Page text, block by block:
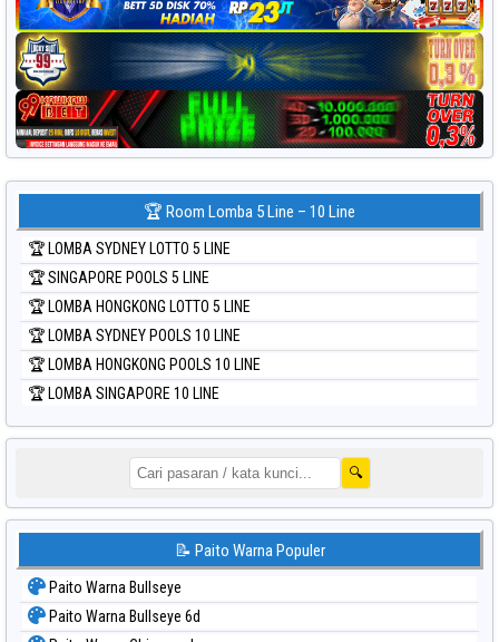
🏆 Room Lomba 5 Line – 10 Line
🏆 LOMBA SYDNEY LOTTO 5 LINE
🏆 SINGAPORE POOLS 5 LINE
🏆 LOMBA HONGKONG LOTTO 5 LINE
🏆 LOMBA SYDNEY POOLS 10 LINE
🏆 LOMBA HONGKONG POOLS 10 LINE
🏆 LOMBA SINGAPORE 10 LINE
🔍
📝 Paito Warna Populer
Paito Warna Bullseye
Paito Warna Bullseye 6d